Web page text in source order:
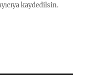
kaydedilsin.